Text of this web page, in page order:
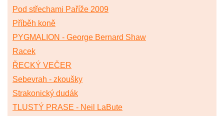
Pod střechami Paříže 2009
Příběh koně
PYGMALION - George Bernard Shaw
Racek
ŘECKÝ VEČER
Sebevrah - zkoušky
Strakonický dudák
TLUSTÝ PRASE - Neil LaBute